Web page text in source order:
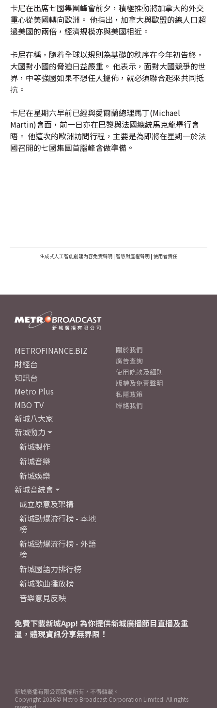
卡尼在出席七國集團峰會前夕，積極推動將加拿大的外交
重心從美國轉向歐洲。 他指出，加拿大與歐盟的總人口超
過美國的兩倍，經濟規模亦與美國相近。
卡尼在稱，隨着全球以規則為基礎的秩序在今年初告終，
大國對小國的脅迫日益嚴重。 他表示，面對大國競爭的世
界，中等強國如果不想任人擺佈，就必須聯合起來共同抵
抗。
卡尼在星期六早前已經與愛爾蘭總理馬丁(Michael
Martin)會面，前一日亦在巴黎與法國總統馬克龍舉行會
晤。 他這次的歐洲訪問行程，主要是為即將在星期一於法
國召開的七國集團首腦峰會做準備。
生成式人工智能創建內容免責聲明 | 智慧財產權聲明 | 使用者責任
METROFINANCE.BIZ
財經台
知訊台
Metro Plus
MBO TV
新城八大家
新城動力
新城製作
新城音樂
新城娛樂
新城音統會
成立原意及架構
新城勁爆流行榜 - 本地
榜
新城勁爆流行榜 - 外語
榜
新城國語力排行榜
新城歌曲播放榜
音樂意見反映
關於我們
廣告查詢
使用條款及細則
版權及免責聲明
私隱政策
聯絡我們
免費下載新城App! 為你提供新城廣播節目直播及重
溫，體現資訊分享無界限！
新城廣播有限公司版權所有，不得轉載。
Copyright 2026© Metro Broadcast Corporation Limited. All rights